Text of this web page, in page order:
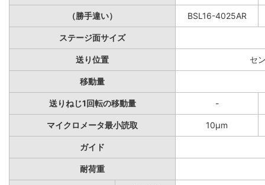
（勝手違い） BSL16-4025AR
ステージ面サイズ
送り位置 セ
移動量
送りねじ1回転の移動量 -
マイクロメータ最小読取 10μm
ガイド
耐荷重